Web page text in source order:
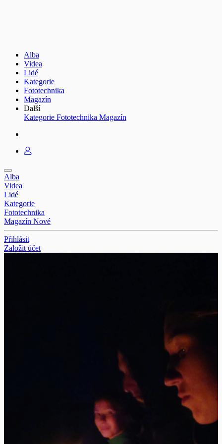
Alba
Videa
Lidé
Kategorie
Fototechnika
Magazín
Další
Kategorie Fototechnika Magazín
Alba
Videa
Lidé
Kategorie
Fototechnika
Magazín Nové
Přihlásit
Založit účet